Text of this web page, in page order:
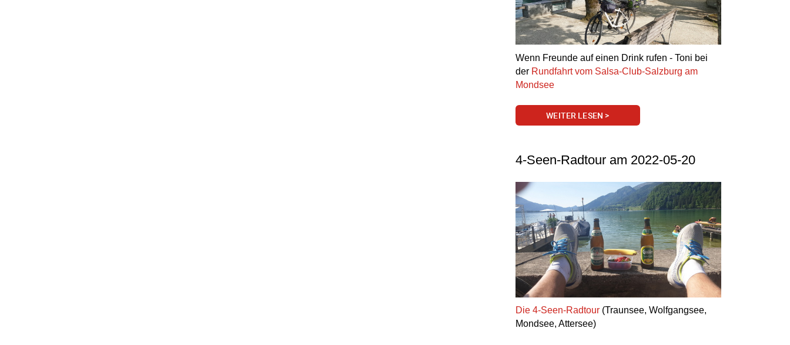
Wenn Freunde auf einen Drink rufen - Toni bei
der Rundfahrt vom Salsa-Club-Salzburg am
Mondsee
WEITER LESEN >
4-Seen-Radtour am 2022-05-20
Die 4-Seen-Radtour (Traunsee, Wolfgangsee,
Mondsee, Attersee)